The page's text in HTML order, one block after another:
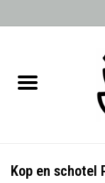
Kop en schotel